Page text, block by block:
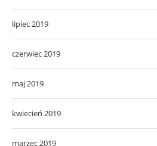
lipiec 2019
czerwiec 2019
maj 2019
kwiecień 2019
marzec 2019